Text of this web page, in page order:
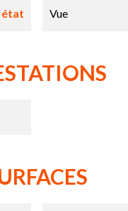
état Vue